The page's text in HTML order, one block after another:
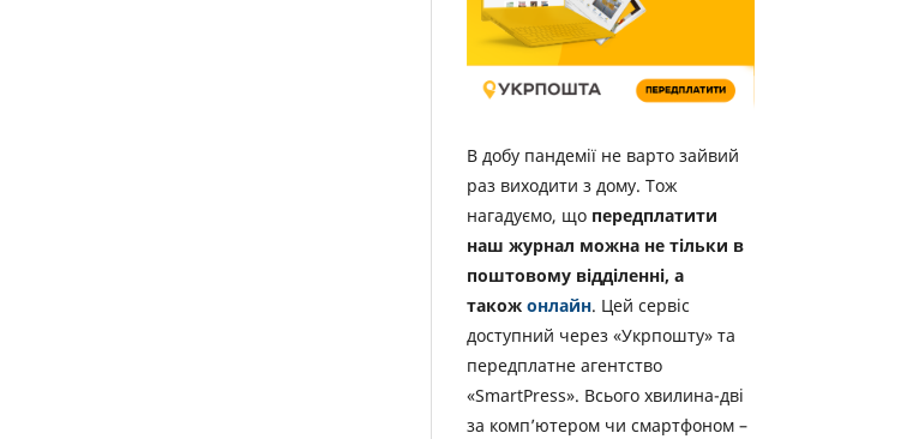
В добу пандемії не варто зайвий
раз виходити з дому. Тож
нагадуємо, що передплатити
наш журнал можна не тільки в
поштовому відділенні, а
також онлайн. Цей сервіс
доступний через «Укрпошту» та
передплатне агентство
«SmartPress». Всього хвилина-дві
за комп’ютером чи смартфоном –